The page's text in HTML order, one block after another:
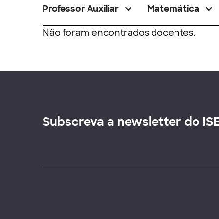
Professor Auxiliar Matemática
Não foram encontrados docentes.
Subscreva a newsletter do